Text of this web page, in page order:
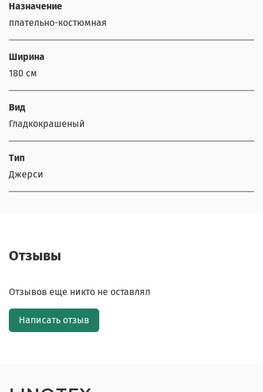
Назначение
плательно-костюмная
Ширина
180 см
Вид
Гладкокрашеный
Тип
Джерси
Отзывы
Отзывов еще никто не оставлял
Написать отзыв